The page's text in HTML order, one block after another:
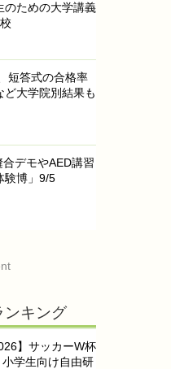
のための大学講義
短答式の合格率
大学院別結果も
デモやAED講習
験博」9/5
ンキング
】サッカーW杯
学生向け自由研